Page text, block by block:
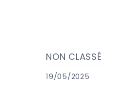
NON CLASSÉ
19/05/2025